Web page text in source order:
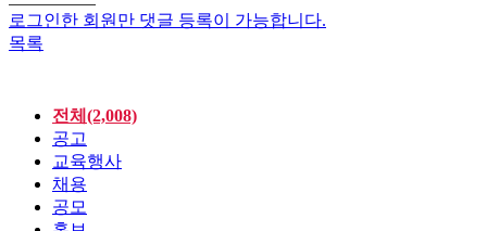
로그인한 회원만 댓글 등록이 가능합니다.
목록
전체(2,008)
공고
교육행사
채용
공모